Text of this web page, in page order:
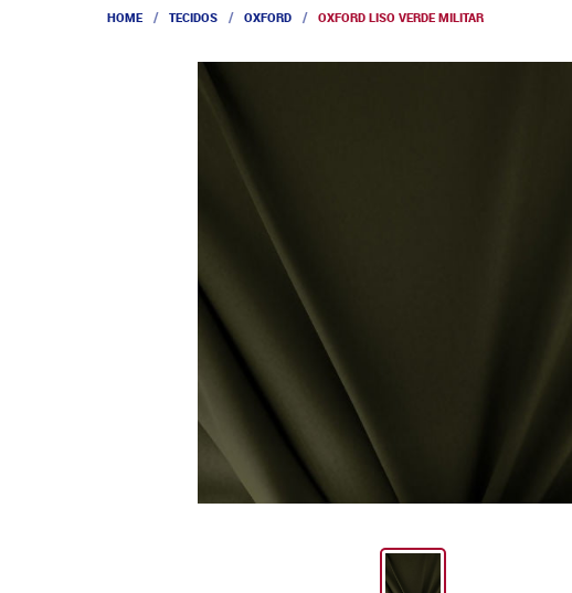
HOME TECIDOS OXFORD OXFORD LISO VERDE MILITAR